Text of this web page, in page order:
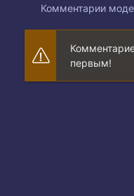
Комментарии
первым!